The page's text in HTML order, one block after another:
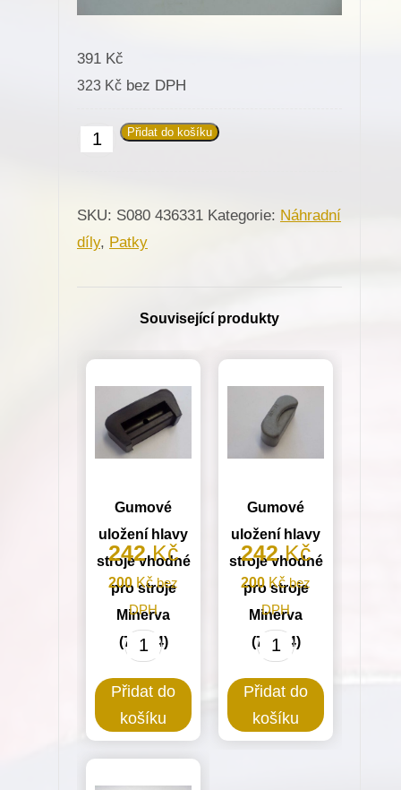
391 Kč
323 Kč bez DPH
436331
patky
na
množství
Přidat do košíku
SKU: S080 436331 Kategorie: Náhradní
díly, Patky
Související produkty
Gumové
uložení hlavy
stroje vhodné
pro stroje
Minerva
(72524)
242Kč
200 Kčbez
DPH
Gumové
hlavy
stroje
Přidat do
košíku
Gumové
uložení hlavy
stroje vhodné
pro stroje
Minerva
(72524)
242Kč
200 Kčbez
DPH
Gumové
hlavy
stroje
Přidat do
košíku